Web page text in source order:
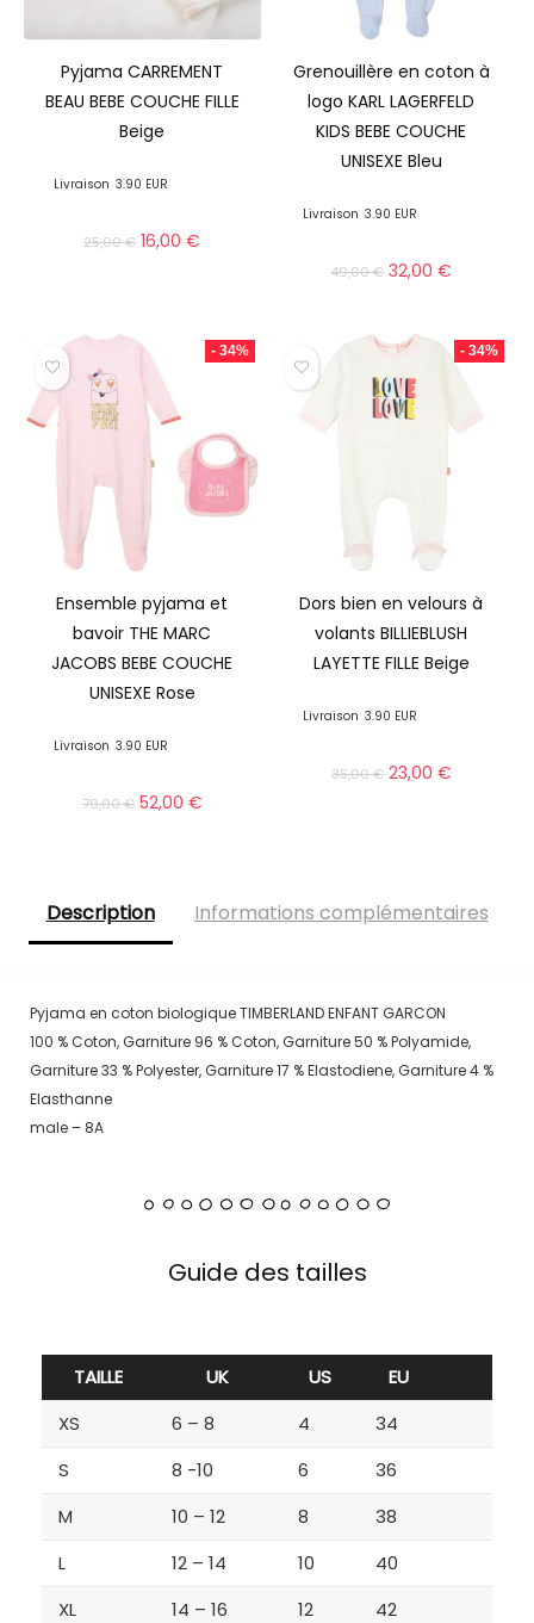
Pyjama CARREMENT
BEAU BEBE COUCHE FILLE
Beige
Livraison 3.90 EUR
25,00€ 16,00€
Grenouillère en coton à
logo KARL LAGERFELD
KIDS BEBE COUCHE
UNISEXE Bleu
Livraison 3.90 EUR
49,00€ 32,00€
- 34%
Ensemble pyjama et
bavoir THE MARC
JACOBS BEBE COUCHE
UNISEXE Rose
Livraison 3.90 EUR
79,00€ 52,00 €
- 34%
Dors bien en velours à
volants BILLIEBLUSH
LAYETTE FILLE Beige
Livraison 3.90 EUR
35,00€ 23,00 €
Description Informations complémentaires
Pyjama en coton biologique TIMBERLAND ENFANT GARCON
100 % Coton, Garniture 96 % Coton, Garniture 50 % Polyamide,
Garniture 33 % Polyester, Garniture 17 % Elastodiene, Garniture 4 %
Elasthanne
male – 8A
Guide des tailles
TAILLE UK US
EU
XS
6 – 8 4
34
S
8 -10 6
36
M
10 – 12 8
38
L
12 – 14 10
40
XL
14 – 16 12
42